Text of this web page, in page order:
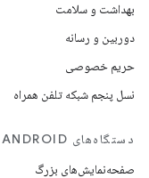
بهداشت و سلامت
دوربین و رسانه
حریم خصوصی
نسل پنجم شبکه تلفن همراه
دستگاه‌های ANDROID
صفحه‌نمایش‌های بزرگ